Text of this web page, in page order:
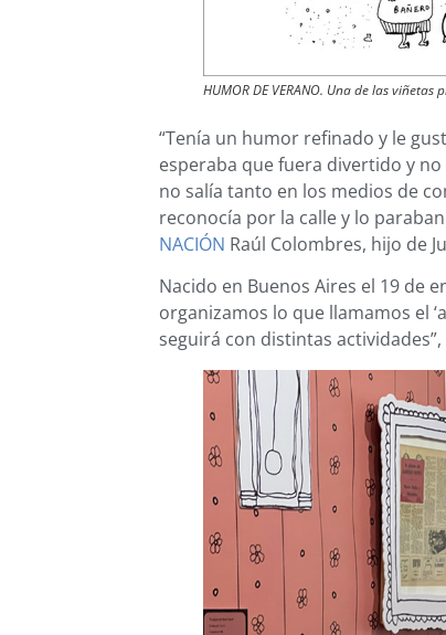
HUMOR DE VERANO. Una de las
“Tenía un humor refinado y le
esperaba que fuera divertido y
no salía tanto en los medios de
reconocía por la calle y lo
NACIÓN Raúl Colombres, hijo de
Nacido en Buenos Aires el 19 de
organizamos lo que llamamos el
seguirá con distintas